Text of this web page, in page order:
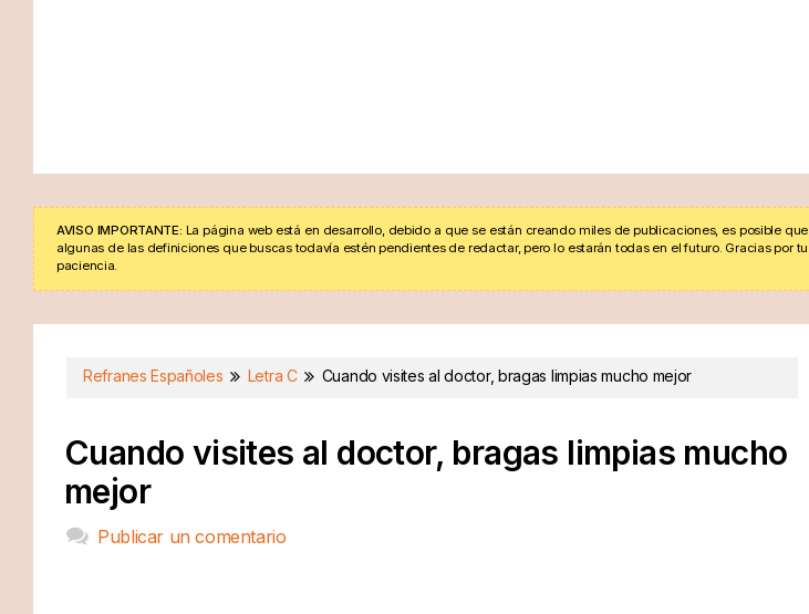
AVISO IMPORTANTE: La página web está en desarrollo, debido a que se están creando miles de publicaciones, es posible que
algunas de las definiciones que buscas todavía estén pendientes de redactar, pero lo estarán todas en el futuro. Gracias por tu
paciencia.
Refranes Españoles Letra C Cuando visites al doctor, bragas limpias mucho mejor
Cuando visites al doctor, bragas limpias mucho
mejor
Publicar un comentario